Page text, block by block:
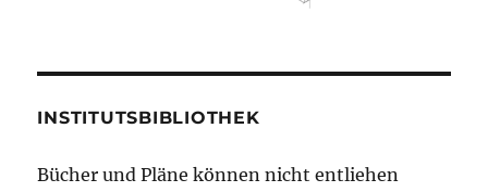
INSTITUTSBIBLIOTHEK
Bücher und Pläne können nicht entliehen